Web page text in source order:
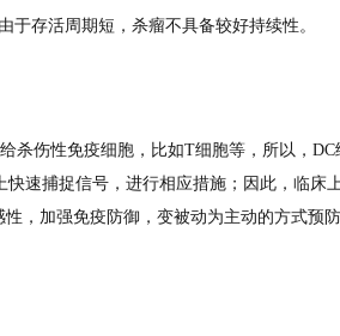
存活周期短，杀瘤不具备较好持续性。
杀伤性免疫细胞，比如T细胞等，所以，DC
速捕捉信号，进行相应措施；因此，临床
，加强免疫防御，变被动为主动的方式预